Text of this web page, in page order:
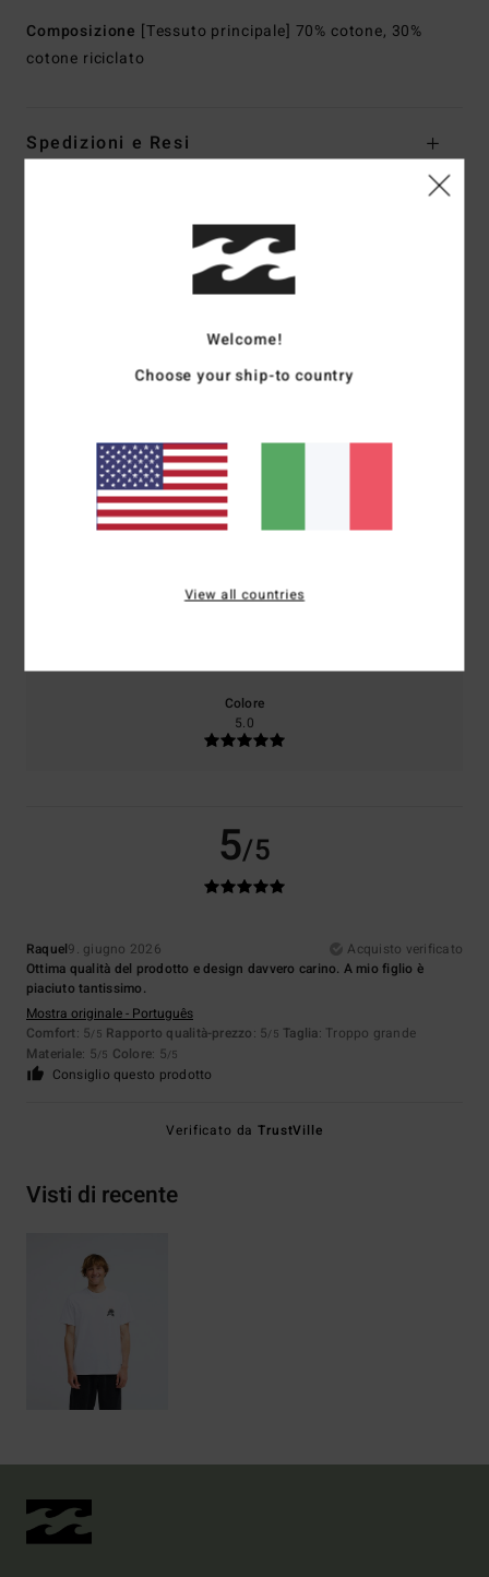
Composizione [Tessuto principale] 70% cotone, 30%
cotone riciclato
Spedizioni e Resi
Recensioni dei clienti
5.0/5
basato su1 recensioni verificatedal giugno 2026
Il 100% dei nostri clienti consiglia questo prodotto
Comfort
5.0
Colore
5.0
5/5
Raquel9. giugno 2026
Acquisto verificato
Ottima qualità del prodotto e design davvero carino. A mio figlio è
piaciuto tantissimo.
Mostra originale - Português
Comfort: 5/5 Rapporto qualità-prezzo: 5/5 Taglia: Troppo grande
Materiale: 5/5 Colore: 5/5
Consiglio questo prodotto
Verificato daTrustVille
Visti di recente
Welcome!
Choose your ship-to country
View all countries